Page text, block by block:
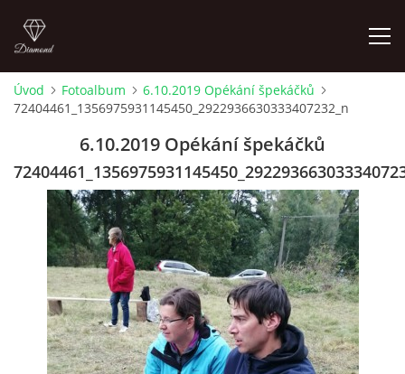
LETNÍ KINO NA HRADĚ 2022
ÚVOD
FOTOALBUM
© 2026 eStránky.cz |RSS
Úvod Fotoalbum
6.10.2019 Opékání špekáčků
72404461_1356975931145450_2922936630333407232_n
6.10.2019 Opékání špekáčků